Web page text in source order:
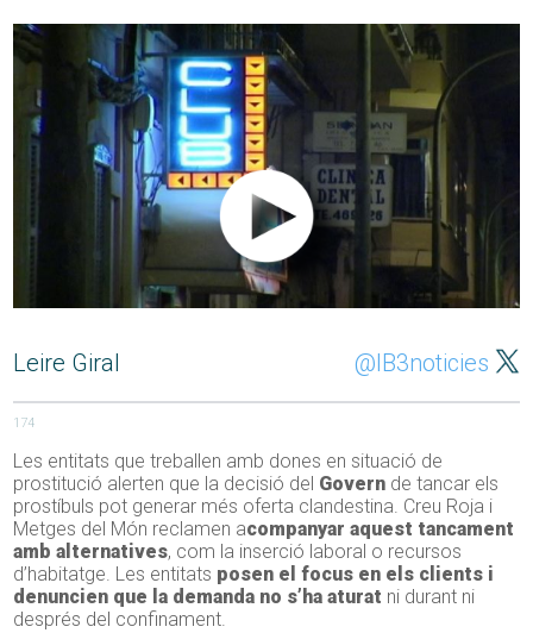
Leire Giral @IB3noticies
174
Les entitats que treballen amb dones en situació de
prostitució alerten que la decisió del Govern de tancar els
prostíbuls pot generar més oferta clandestina. Creu Roja i
Metges del Món reclamen acompanyar aquest tancament
amb alternatives, com la inserció laboral o recursos
d’habitatge. Les entitats posen el focus en els clients i
denuncien que la demanda no s’ha aturat ni durant ni
després del confinament.